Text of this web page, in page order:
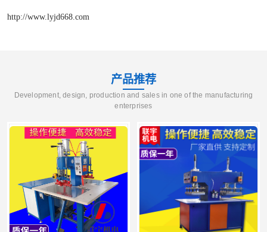
http://www.lyjd668.com
产品推荐
Development, design, production and sales in one of the manufacturing
enterprises